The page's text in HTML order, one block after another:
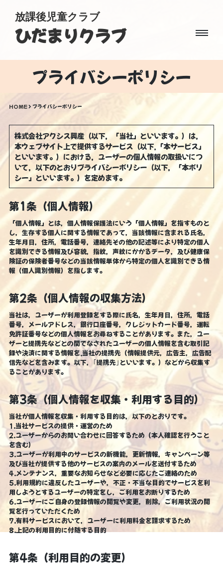
放課後児童クラブ
ひだまりクラブ
プライバシーポリシー
HOME> プライバシーポリシー
株式会社アクシス興産（以下，「当社」といいます。）は，
本ウェブサイト上で提供するサービス（以下,「本サービス」
といいます。）における，ユーザーの個人情報の取扱いにつ
いて，以下のとおりプライバシーポリシー（以下，「本ポリ
シー」といいます。）を定めます。
第1条（個人情報）
「個人情報」とは，個人情報保護法にいう「個人情報」を指すものと
し，生存する個人に関する情報であって，当該情報に含まれる氏名，
生年月日，住所，電話番号，連絡先その他の記述等により特定の個人
を識別できる情報及び容貌，指紋，声紋にかかるデータ，及び健康保
険証の保険者番号などの当該情報単体から特定の個人を識別できる情
報（個人識別情報）を指します。
第2条（個人情報の収集方法）
当社は，ユーザーが利用登録をする際に氏名，生年月日，住所，電話
番号，メールアドレス，銀行口座番号，クレジットカード番号，運転
免許証番号などの個人情報をお尋ねすることがあります。また，ユー
ザーと提携先などとの間でなされたユーザーの個人情報を含む取引記
録や決済に関する情報を,当社の提携先（情報提供元，広告主，広告配
信先などを含みます。以下，｢提携先｣といいます。）などから収集す
ることがあります。
第3条（個人情報を収集・利用する目的）
当社が個人情報を収集・利用する目的は，以下のとおりです。
1.当社サービスの提供・運営のため
2.ユーザーからのお問い合わせに回答するため（本人確認を行うこと
を含む）
3.ユーザーが利用中のサービスの新機能，更新情報，キャンペーン等
及び当社が提供する他のサービスの案内のメールを送付するため
4.メンテナンス，重要なお知らせなど必要に応じたご連絡のため
5.利用規約に違反したユーザーや，不正・不当な目的でサービスを利
用しようとするユーザーの特定をし，ご利用をお断りするため
6.ユーザーにご自身の登録情報の閲覧や変更，削除，ご利用状況の閲
覧を行っていただくため
7.有料サービスにおいて，ユーザーに利用料金を請求するため
8.上記の利用目的に付随する目的
第4条（利用目的の変更）